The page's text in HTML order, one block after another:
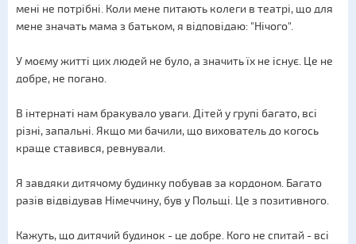
мені не потрібні. Коли мене питають колеги в театрі, що для
мене значать мама з батьком, я відповідаю: "Нічого".
У моєму житті цих людей не було, а значить їх не існує. Це не
добре, не погано.
В інтернаті нам бракувало уваги. Дітей у групі багато, всі
різні, запальні. Якщо ми бачили, що вихователь до когось
краще ставився, ревнували.
Я завдяки дитячому будинку побував за кордоном. Багато
разів відвідував Німеччину, був у Польщі. Це з позитивного.
Кажуть, що дитячий будинок - це добре. Кого не спитай - всі